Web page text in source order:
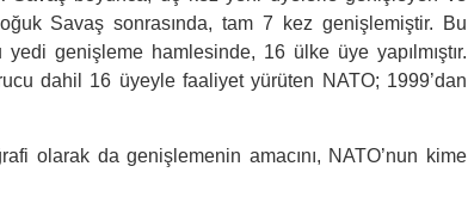
Savaş sonrasında, tam 7 kez genişlemiştir. Bu
genişleme hamlesinde, 16 ülke üye yapılmıştır.
dahil 16 üyeyle faaliyet yürüten NATO; 1999’dan
olarak da genişlemenin amacını, NATO’nun kime